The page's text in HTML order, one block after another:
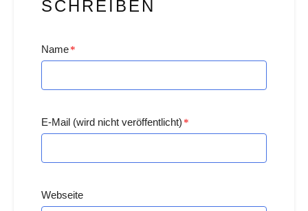
SCHREIBEN
Name*
E-Mail (wird nicht veröffentlicht) *
Webseite